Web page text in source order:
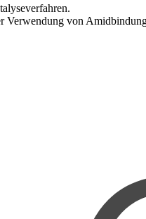
Verwendung von